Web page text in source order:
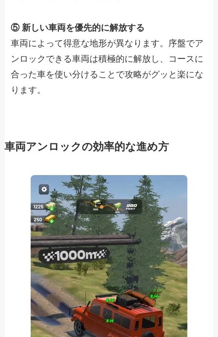
⑤ 新しい車両を優先的に解放する
車両によって得意な地形が異なります。序盤でア
ンロックできる車両は積極的に解放し、コースに
合った車を使い分けることで攻略がグッと楽にな
ります。
車両アンロックの効率的な進め方